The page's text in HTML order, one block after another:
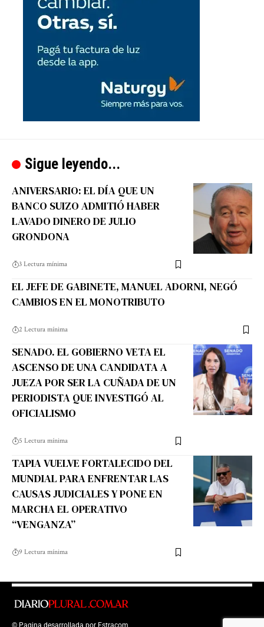
Sigue leyendo...
ANIVERSARIO: EL DÍA QUE UN
BANCO SUIZO ADMITIÓ HABER
LAVADO DINERO DE JULIO
GRONDONA
3 Lectura mínima
EL JEFE DE GABINETE, MANUEL ADORNI, NEGÓ
CAMBIOS EN EL MONOTRIBUTO
2 Lectura mínima
SENADO. EL GOBIERNO VETA EL
ASCENSO DE UNA CANDIDATA A
JUEZA POR SER LA CUÑADA DE UN
PERIODISTA QUE INVESTIGÓ AL
OFICIALISMO
5 Lectura mínima
TAPIA VUELVE FORTALECIDO DEL
MUNDIAL PARA ENFRENTAR LAS
CAUSAS JUDICIALES Y PONE EN
MARCHA EL OPERATIVO
“VENGANZA”
9 Lectura mínima
© Pagina desarrollada por Estracom